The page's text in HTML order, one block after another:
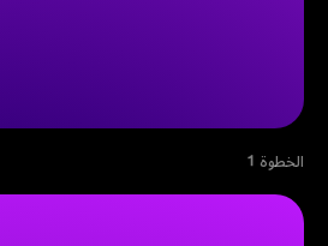
الخطوة 1